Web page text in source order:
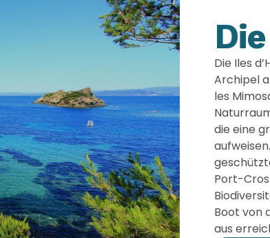
Die Iles
Archipel
les
die eine
Port-
Boot von
aus